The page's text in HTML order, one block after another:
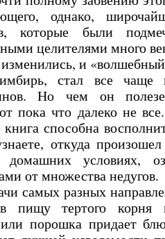
однако,
которые были
целителями много
и
стал все чаще
Но чем он
пока что далеко не
способна
откуда
условиях,
от множества недугов.
самых разных
пищу тертого корня
порошка придает